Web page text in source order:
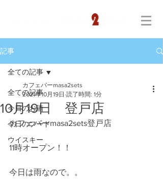
記事
全ての記事
今日のお酒
今日のフード
ウイスキー
全ての記事
10月19日 登戸店
カフェバーmasa2sets
2021年10月19日 読了時間: 1分
カフェバーmasa2sets登戸店
11時オープン！！
今日は雨なので。。